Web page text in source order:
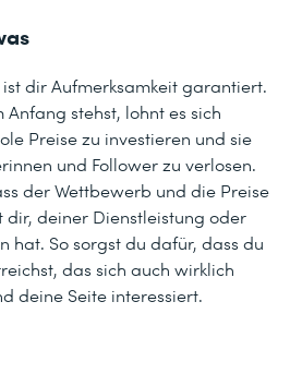
dir Aufmerksamkeit garantiert.
stehst, lohnt es sich
Preise zu investieren und sie
und Follower zu verlosen.
der Wettbewerb und die Preise
deiner Dienstleistung oder
hat. So sorgst du dafür, dass du
das sich auch wirklich
deine Seite interessiert.